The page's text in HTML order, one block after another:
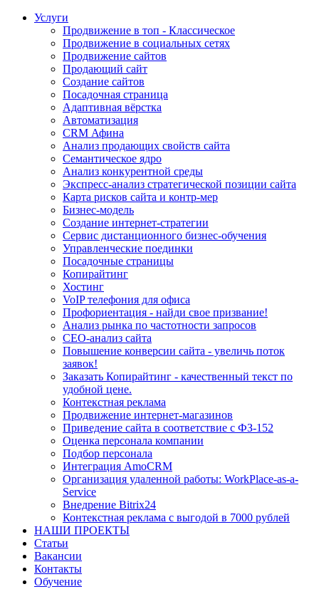
Услуги
Продвижение в топ - Классическое
Продвижение в социальных сетях
Продвижение сайтов
Продающий сайт
Создание сайтов
Посадочная страница
Адаптивная вёрстка
Автоматизация
CRM Афина
Анализ продающих свойств сайта
Семантическое ядро
Анализ конкурентной среды
Экспресс-анализ стратегической позиции сайта
Карта рисков сайта и контр-мер
Бизнес-модель
Создание интернет-стратегии
Сервис дистанционного бизнес-обучения
Управленческие поединки
Посадочные страницы
Копирайтинг
Хостинг
VoIP телефония для офиса
Профориентация - найди свое призвание!
Анализ рынка по частотности запросов
СЕО-анализ сайта
Повышение конверсии сайта - увеличь поток
заявок!
Заказать Копирайтинг - качественный текст по
удобной цене.
Контекстная реклама
Продвижение интернет-магазинов
Приведение сайта в соответствие с ФЗ-152
Оценка персонала компании
Подбор персонала
Интеграция AmoCRM
Организация удаленной работы: WorkPlace-as-a-
Service
Внедрение Bitrix24
Контекстная реклама с выгодой в 7000 рублей
НАШИ ПРОЕКТЫ
Статьи
Вакансии
Контакты
Обучение